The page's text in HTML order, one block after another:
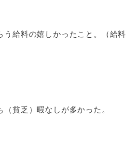
う給料の嬉しかったこと。（給料
貧乏）暇なしが多かった。